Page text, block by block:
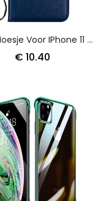
Leren Hoesje Voor IPhone 11 Pro Max Roségoud Zwart Leereffect Met String
€ 10.40